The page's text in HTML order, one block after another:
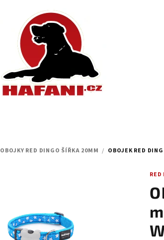
OBOJKY RED DINGO ŠÍŘKA 20MM / OBOJEK RED